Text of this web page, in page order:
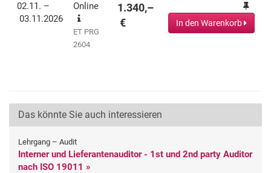
02.11. –
03.11.2026
Online
ET PRG
2604
1.340,–
€
In den Warenkorb
Das könnte Sie auch interessieren
Lehrgang – Audit
Interner und Lieferantenauditor - 1st und 2nd party Auditor
nach ISO 19011 »